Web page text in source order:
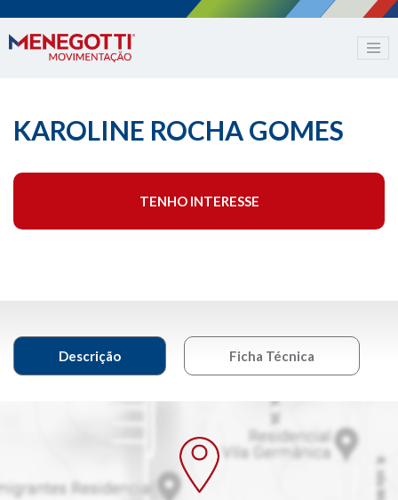
KAROLINE ROCHA GOMES
TENHO INTERESSE
Descrição Ficha Técnica